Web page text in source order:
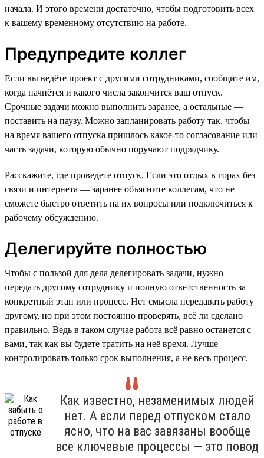
начала. И этого времени достаточно, чтобы подготовить всех
к вашему временному отсутствию на работе.
Предупредите коллег
Если вы ведёте проект с другими сотрудниками, сообщите им,
когда начнётся и какого числа закончится ваш отпуск.
Срочные задачи можно выполнить заранее, а остальные —
поставить на паузу. Можно запланировать работу так, чтобы
на время вашего отпуска пришлось какое-то согласование или
часть задачи, которую обычно поручают подрядчику.
Расскажите, где проведете отпуск. Если это отдых в горах без
связи и интернета — заранее объясните коллегам, что не
сможете быстро ответить на их вопросы или подключиться к
рабочему обсуждению.
Делегируйте полностью
Чтобы с пользой для дела делегировать задачи, нужно
передать другому сотруднику и полную ответственность за
конкретный этап или процесс. Нет смысла передавать работу
другому, но при этом постоянно проверять, всё ли сделано
правильно. Ведь в таком случае работа всё равно останется с
вами, так как вы будете тратить на неё время. Лучше
контролировать только срок выполнения, а не весь процесс.
Как известно, незаменимых людей
нет. А если перед отпуском стало
ясно, что на вас завязаны вообще
все ключевые процессы — это повод